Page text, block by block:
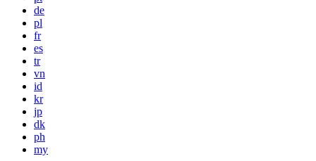
de
pl
fr
es
tr
vn
id
kr
jp
dk
ph
my